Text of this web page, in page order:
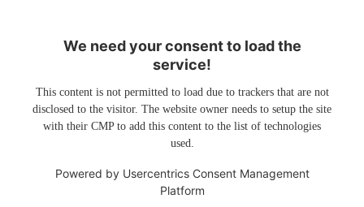
We need your consent to load the
service!
This content is not permitted to load due to trackers that are not
disclosed to the visitor. The website owner needs to setup the site
with their CMP to add this content to the list of technologies
used.
Powered by Usercentrics Consent Management
Platform